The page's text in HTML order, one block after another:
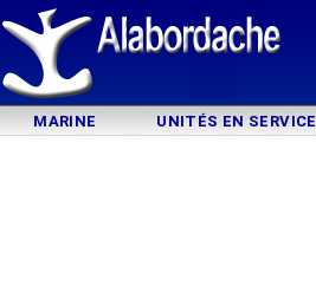
MARINE UNITÉS EN SERVICE